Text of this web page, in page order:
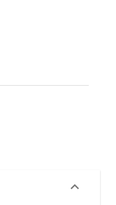
keyboard_arrow_down